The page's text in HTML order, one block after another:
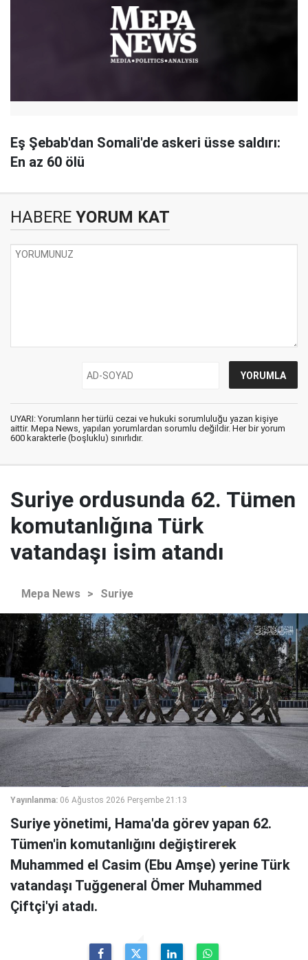
Eş Şebab'dan Somali'de askeri üsse saldırı:
En az 60 ölü
HABERE YORUM KAT
UYARI: Yorumların her türlü cezai ve hukuki sorumluluğu yazan kişiye
aittir. Mepa News, yapılan yorumlardan sorumlu değildir. Her bir yorum
600 karakterle (boşluklu) sınırlıdır.
Suriye ordusunda 62. Tümen
komutanlığına Türk
vatandaşı isim atandı
Mepa News > Suriye
Yayınlanma: 06 Ağustos 2026 Perşembe 21:13
Suriye yönetimi, Hama'da görev yapan 62.
Tümen'in komutanlığını değiştirerek
Muhammed el Casim (Ebu Amşe) yerine Türk
vatandaşı Tuğgeneral Ömer Muhammed
Çiftçi'yi atadı.